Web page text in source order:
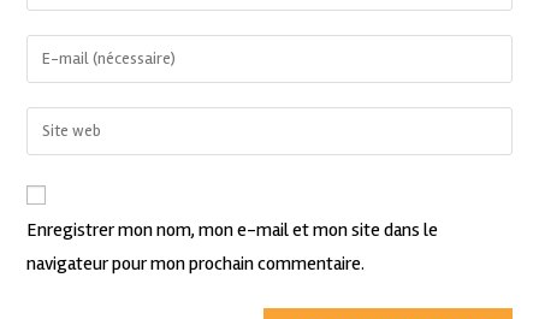
Enregistrer mon nom, mon e-mail et mon site dans le
navigateur pour mon prochain commentaire.